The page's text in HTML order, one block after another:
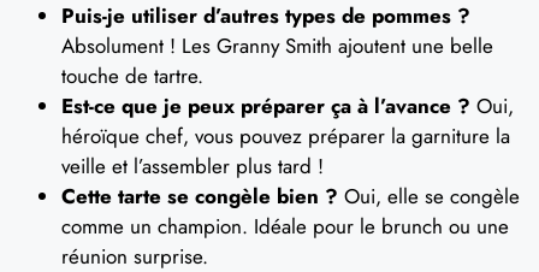
Puis-je utiliser d’autres types de pommes ?
Absolument ! Les Granny Smith ajoutent une belle
touche de tartre.
Est-ce que je peux préparer ça à l’avance ? Oui,
héroïque chef, vous pouvez préparer la garniture la
veille et l’assembler plus tard !
Cette tarte se congèle bien ? Oui, elle se congèle
comme un champion. Idéale pour le brunch ou une
réunion surprise.